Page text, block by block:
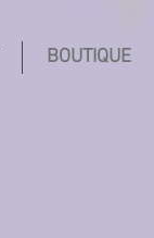
BOUTIQUE